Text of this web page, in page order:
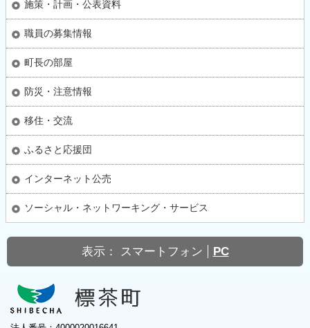
施策・計画・公表資料
職員の募集情報
町長の部屋
防災・注意情報
移住・交流
ふるさと応援団
インターネット公売
ソーシャル・ネットワーキング・サービス
表示： スマートフォン PC